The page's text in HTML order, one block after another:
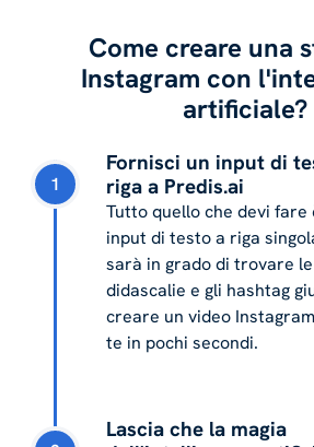
Come creare una
Instagram con
artificiale?
1
Fornisci un input di
riga a Predis.ai
Tutto quello che devi fare
input di testo a riga
sarà in grado di trovare
didascalie e gli hashtag
creare un video
te in pochi secondi.
Lascia che la magia